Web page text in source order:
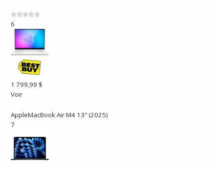
☆☆☆☆☆
6
1 799,99 $
Voir
AppleMacBook Air M4 13″ (2025)
7